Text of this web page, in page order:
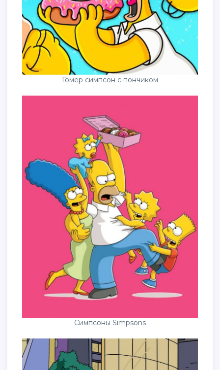
Гомер симпсон с пончиком
Симпсоны Simpsons